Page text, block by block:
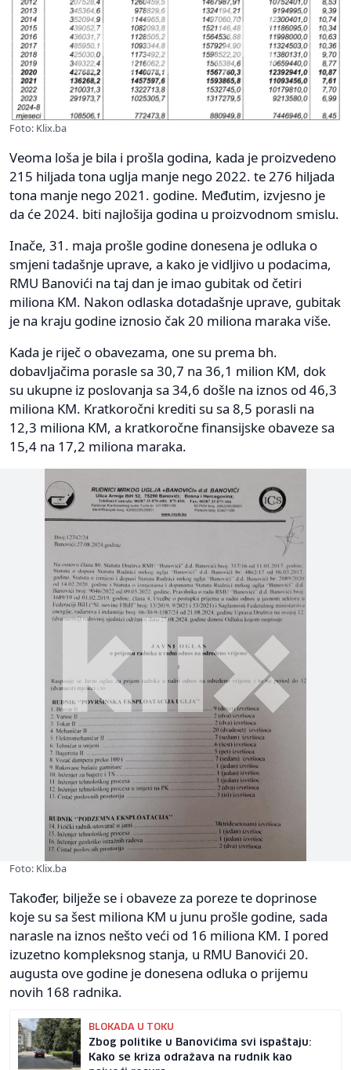
Foto: Klix.ba
Veoma loša je bila i prošla godina, kada je proizvedeno
215 hiljada tona uglja manje nego 2022. te 276 hiljada
tona manje nego 2021. godine. Međutim, izvjesno je
da će 2024. biti najlošija godina u proizvodnom smislu.
Inače, 31. maja prošle godine donesena je odluka o
smjeni tadašnje uprave, a kako je vidljivo u podacima,
RMU Banovići na taj dan je imao gubitak od četiri
miliona KM. Nakon odlaska dotadašnje uprave, gubitak
je na kraju godine iznosio čak 20 miliona maraka više.
Kada je riječ o obavezama, one su prema bh.
dobavljačima porasle sa 30,7 na 36,1 milion KM, dok
su ukupne iz poslovanja sa 34,6 došle na iznos od 46,3
miliona KM. Kratkoročni krediti su sa 8,5 porasli na
12,3 miliona KM, a kratkoročne finansijske obaveze sa
15,4 na 17,2 miliona maraka.
Foto: Klix.ba
Također, bilježe se i obaveze za poreze te doprinose
koje su sa šest miliona KM u junu prošle godine, sada
narasle na iznos nešto veći od 16 miliona KM. I pored
izuzetno kompleksnog stanja, u RMU Banovići 20.
augusta ove godine je donesena odluka o prijemu
novih 168 radnika.
BLOKADA U TOKU
Zbog politike u Banovićima svi ispaštaju:
Kako se kriza odražava na rudnik kao